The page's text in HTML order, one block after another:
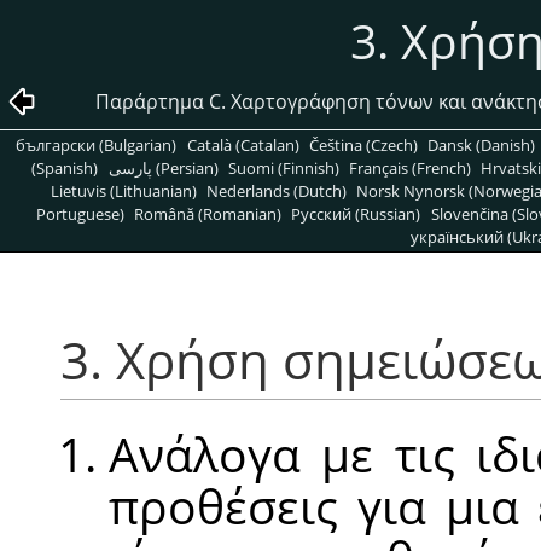
3.
Παράρτημα C. Χαρτογράφηση τόνων και
български (Bulgarian) Català (Catalan) Čeština (Czech) Dansk (Danish)
(Spanish)
پارسی (Persian) Suomi (Finnish) Français (French)
Lietuvis (Lithuanian) Nederlands (Dutch) Norsk Nynorsk
Portuguese) Română (Romanian) Pусский (Russian) Slovenčina
український
3. Χρήση
Ανάλογα με τις
προθέσεις για μια